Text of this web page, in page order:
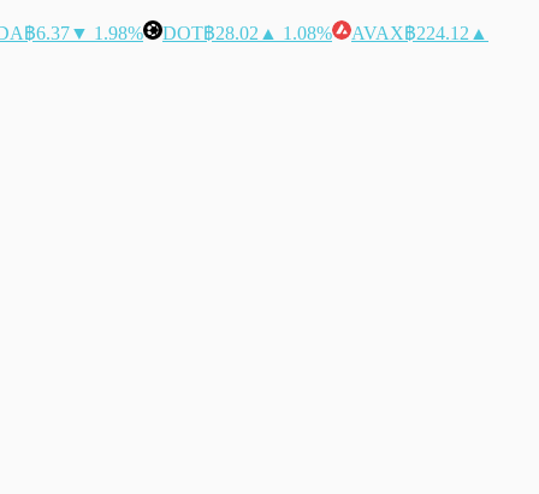
฿6.37▼ 1.98% DOT฿28.02 ▲ 1.08% AVAX฿224.12 ▲